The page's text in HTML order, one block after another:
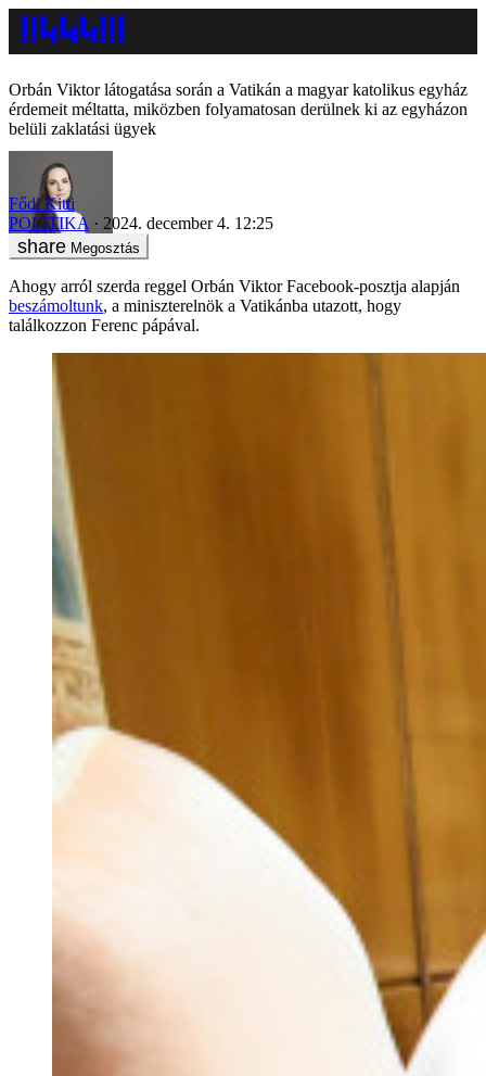
Orbán Viktor látogatása során a Vatikán a magyar katolikus egyház
érdemeit méltatta, miközben folyamatosan derülnek ki az egyházon
belüli zaklatási ügyek
Fődi Kitti
POLITIKA
2024. december 4. 12:25
Megosztás
Ahogy arról szerda reggel Orbán Viktor Facebook-posztja alapján
beszámoltunk, a miniszterelnök a Vatikánba utazott, hogy
találkozzon Ferenc pápával.